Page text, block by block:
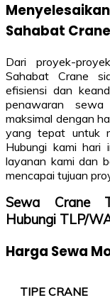
Sahabat Crane
Dari proyek-
Sahabat Crane
efisiensi dan
penawaran
maksimal dengan
yang tepat untuk
Hubungi kami hari
layanan kami dan
mencapai tujuan
Sewa Crane
Hubungi TLP/
Harga Sewa
TIPE CRANE